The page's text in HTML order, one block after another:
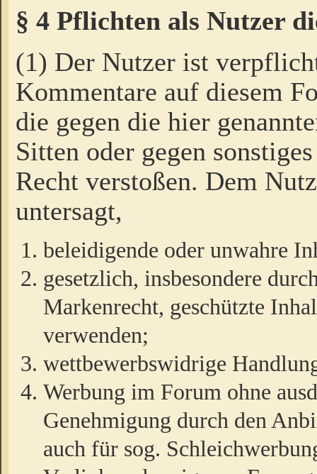
§ 4 Pflichten als Nutzer
(1) Der Nutzer ist
Kommentare auf diesem
die gegen die hier
Sitten oder gegen
Recht verstoßen. Dem
untersagt,
beleidigende oder unwahre
gesetzlich, insbesondere
Markenrecht, geschützte
verwenden;
wettbewerbswidrige
Werbung im Forum ohne
Genehmigung durch den
auch für sog.